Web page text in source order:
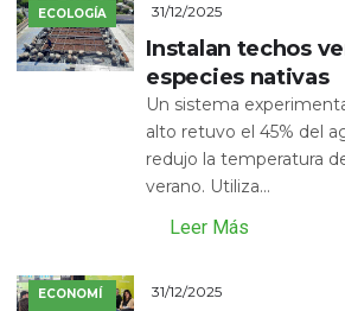
ECOLOGÍA 31/12/2025
Instalan techos
especies nativas
Un sistema
alto retuvo el 45% del
redujo la temperatura
verano. Utiliza...
Leer Más
ECONOMÍ
31/12/2025